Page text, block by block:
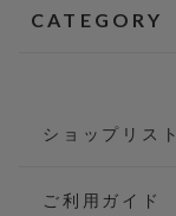
CATEGORY
ショップリスト
ご利用ガイド